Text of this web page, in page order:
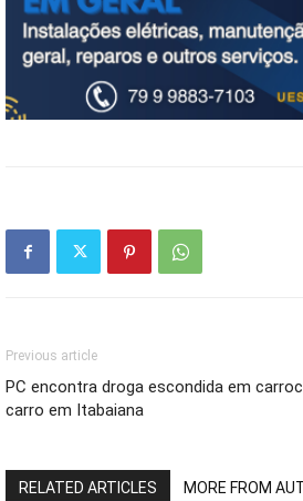
Previous article
PC encontra droga escondida em
carro em Itabaiana
RELATED ARTICLES MORE FROM